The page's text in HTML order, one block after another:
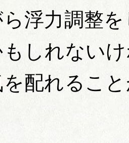
浮力調整
しれない
配れるこ